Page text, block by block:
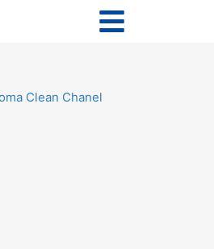
Clean Chanel